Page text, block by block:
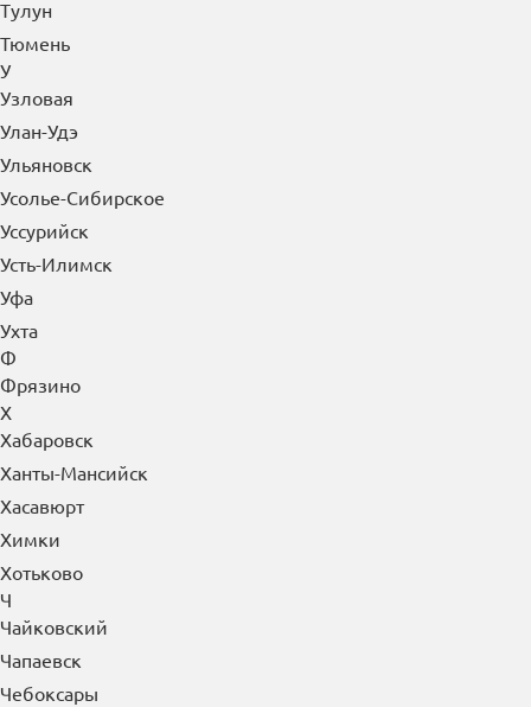
Тулун
Тюмень
У
Узловая
Улан-Удэ
Ульяновск
Усолье-Сибирское
Уссурийск
Усть-Илимск
Уфа
Ухта
Ф
Фрязино
Х
Хабаровск
Ханты-Мансийск
Хасавюрт
Химки
Хотьково
Ч
Чайковский
Чапаевск
Чебоксары